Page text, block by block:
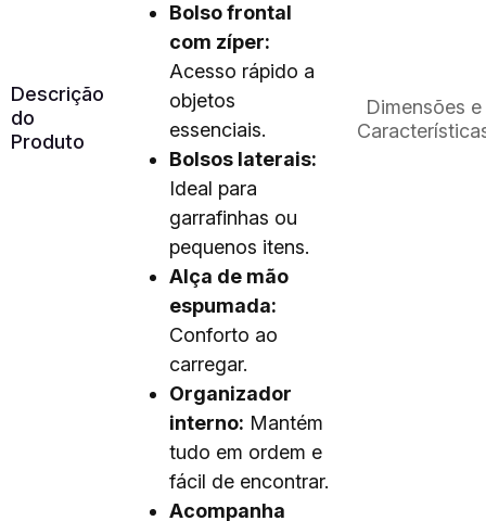
Descrição
do
Produto
Bolso frontal
com zíper:
Acesso rápido a
objetos
essenciais.
Bolsos laterais:
Ideal para
garrafinhas ou
pequenos itens.
Alça de mão
espumada:
Conforto ao
carregar.
Organizador
interno: Mantém
tudo em ordem e
fácil de encontrar.
Acompanha
Dimensões e